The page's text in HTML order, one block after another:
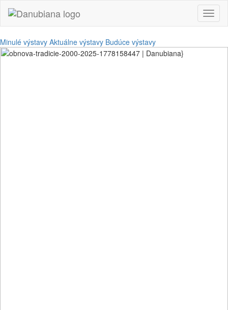
Minulé výstavy Aktuálne výstavy Budúce výstavy